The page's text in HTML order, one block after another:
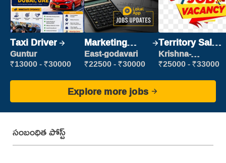
Taxi Driver
Guntur
₹13000 - ₹30000
Marketing
Executive
East-godavari
₹22500 - ₹30000
Territory Sales
Manager
Krishna-
vijayawada
₹25000 - ₹33000
Explore more jobs
సంబంధిత పోస్ట్